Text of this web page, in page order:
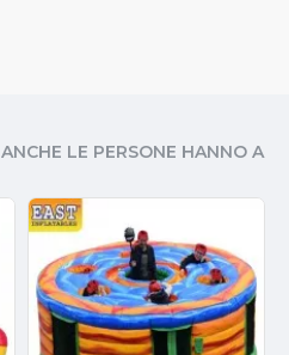
ANCHE LE PERSONE HANNO